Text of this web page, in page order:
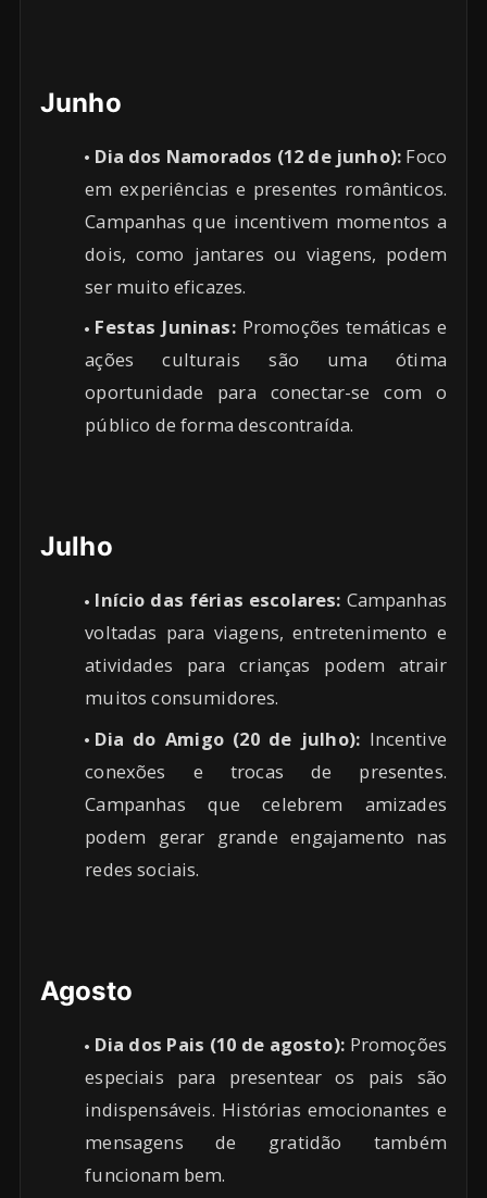
Junho
Dia dos Namorados (12 de junho): Foco
em experiências e presentes românticos.
Campanhas que incentivem momentos a
dois, como jantares ou viagens, podem
ser muito eficazes.
Festas Juninas:Promoções temáticas e
ações culturais são uma ótima
oportunidade para conectar-se com o
público de forma descontraída.
Julho
Início das férias escolares: Campanhas
voltadas para viagens, entretenimento e
atividades para crianças podem atrair
muitos consumidores.
Dia do Amigo (20 de julho): Incentive
conexões e trocas de presentes.
Campanhas que celebrem amizades
podem gerar grande engajamento nas
redes sociais.
Agosto
Dia dos Pais (10 de agosto):Promoções
especiais para presentear os pais são
indispensáveis. Histórias emocionantes e
mensagens de gratidão também
funcionam bem.